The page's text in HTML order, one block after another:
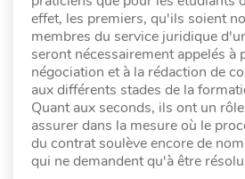
effet, les premiers, qu'ils soient
membres du service juridique
seront nécessairement appelés à
négociation et à la rédaction de
aux différents stades de la
Quant aux seconds, ils ont un
assurer dans la mesure où le
du contrat soulève encore de
qui ne demandent qu'à être